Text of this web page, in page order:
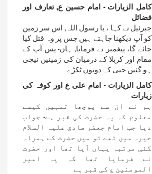
کامل الزیارات - امام حسین ع, تعارف اور
فضائل
جبرئیل نے کہا ، یا رسول اللہ, اس سر زمین
کو آپ دیکھنا چاہتے ہیں جس پر وہ قتل کیا
جائے گا، پیغمبر نے فرمایا, ہاں- پس آپ کے
مقام اور کربلا کے درمیان کی زمینیں نیچی
ہو گئیں حتی کہ دونوں ٹکڑے
کامل الزیارات - امام علی ع اور کوفہ کی
زیارات
ہم نے ان سے پوچھا تمہیں کیسے
معلوم کہ یہ حضرت کی قبر ہے- جواب
دیا جب امام جعفر صادق علیہ السلام
حیرہ میں تھے تو میں حضرت کے ہمراہ
کئی مرتبہ یہاں آیا تھا اور حضرت
نے فرمایا تھا کہ یہ امیر
المومنین ع کی قبر ہے